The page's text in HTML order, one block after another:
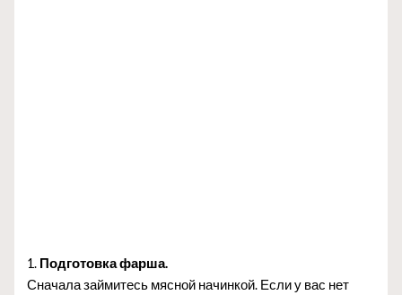
1. Подготовка фарша.
Сначала займитесь мясной начинкой. Если у вас нет